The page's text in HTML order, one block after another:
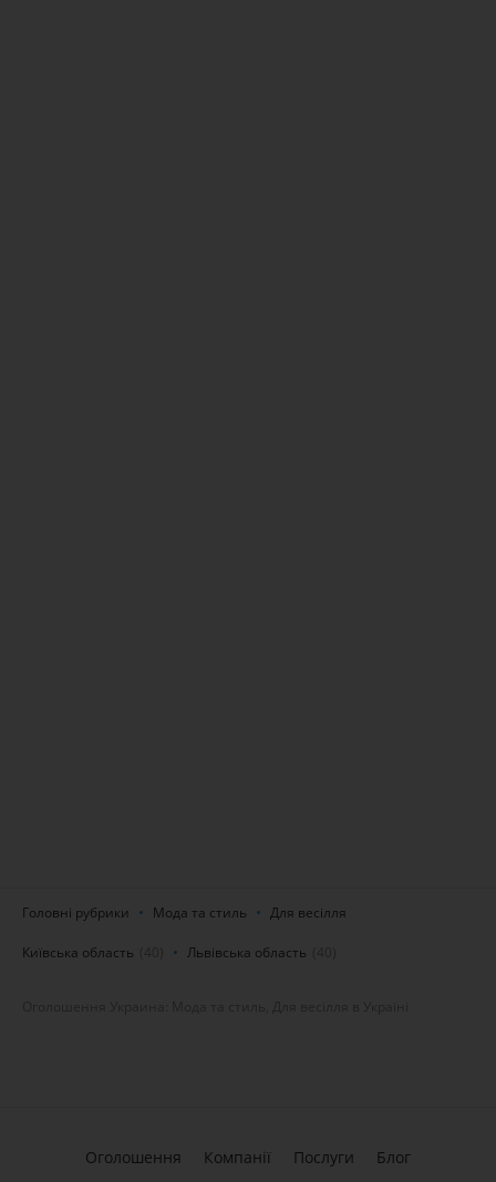
Головні рубрики Мода та стиль Для весілля
Київська область Львівська область
Оголошення Компанії Послуги Блог